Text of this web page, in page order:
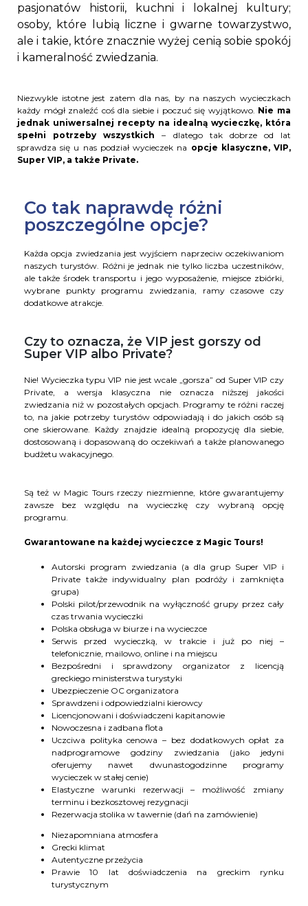
pasjonatów historii, kuchni i lokalnej kultury;
osoby, które lubią liczne i gwarne towarzystwo,
ale i takie, które znacznie wyżej cenią sobie spokój
i kameralność zwiedzania.
Niezwykle istotne jest zatem dla nas, by na naszych wycieczkach
każdy mógł znaleźć coś dla siebie i poczuć się wyjątkowo. Nie ma
jednak uniwersalnej recepty na idealną wycieczkę, która
spełni potrzeby wszystkich– dlatego tak dobrze od lat
sprawdza się u nas podział wycieczek na opcje klasyczne, VIP,
Super VIP, a także Private.
Co tak naprawdę różni
poszczególne opcje?
Każda opcja zwiedzania jest wyjściem naprzeciw oczekiwaniom
naszych turystów. Różni je jednak nie tylko liczba uczestników,
ale także środek transportu i jego wyposażenie, miejsce zbiórki,
wybrane punkty programu zwiedzania, ramy czasowe czy
dodatkowe atrakcje.
Czy to oznacza, że VIP jest gorszy od
Super VIP albo Private?
Nie! Wycieczka typu VIP nie jest wcale „gorsza” od Super VIP czy
Private, a wersja klasyczna nie oznacza niższej jakości
zwiedzania niż w pozostałych opcjach. Programy te różni raczej
to, na jakie potrzeby turystów odpowiadają i do jakich osób są
one skierowane. Każdy znajdzie idealną propozycję dla siebie,
dostosowaną i dopasowaną do oczekiwań a także planowanego
budżetu wakacyjnego.
Są też w Magic Tours rzeczy niezmienne, które gwarantujemy
zawsze bez względu na wycieczkę czy wybraną opcję
programu.
Gwarantowane na każdej wycieczce z Magic Tours!
Autorski program zwiedzania (a dla grup Super VIP i
Private także indywidualny plan podróży i zamknięta
grupa)
Polski pilot/przewodnik na wyłączność grupy przez cały
czas trwania wycieczki
Polska obsługa w biurze i na wycieczce
Serwis przed wycieczką, w trakcie i już po niej –
telefonicznie, mailowo, online i na miejscu
Bezpośredni i sprawdzony organizator z licencją
greckiego ministerstwa turystyki
Ubezpieczenie OC organizatora
Sprawdzeni i odpowiedzialni kierowcy
Licencjonowani i doświadczeni kapitanowie
Nowoczesna i zadbana flota
Uczciwa polityka cenowa – bez dodatkowych opłat za
nadprogramowe godziny zwiedzania (jako jedyni
oferujemy nawet dwunastogodzinne programy
wycieczek w stałej cenie)
Elastyczne warunki rezerwacji – możliwość zmiany
terminu i bezkosztowej rezygnacji
Rezerwacja stolika w tawernie (dań na zamówienie)
Niezapomniana atmosfera
Grecki klimat
Autentyczne przeżycia
Prawie 10 lat doświadczenia na greckim rynku
turystycznym